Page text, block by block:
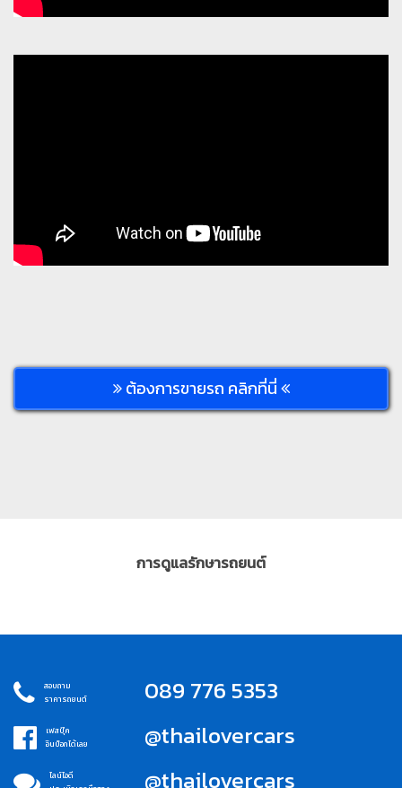
ต้องการขายรถ คลิกที่นี่
การดูแลรักษารถยนต์
สอบถาม
ราคารถยนต์
089 776 5353
เฟสบุ๊ค
อินบ็อกได้เลย
@thailovercars
ไลน์ไอดี
@thailovercars